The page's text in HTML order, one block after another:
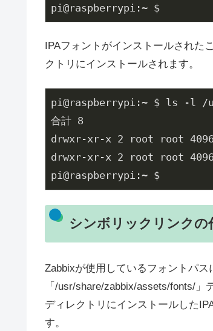
pi@raspberrypi:~ $
IPAフォントがインストールされた
クトリにインストールされます。
pi@raspberrypi:~ $ ls -l /
合計 8
drwxr-xr-x 2 root root
drwxr-xr-x 2 root root
pi@raspberrypi:~ $
シンボリックリンクの
Zabbixが使用しているフォントパス
「/usr/share/zabbix/assets/fonts/
ディレクトリにインストールした
す。